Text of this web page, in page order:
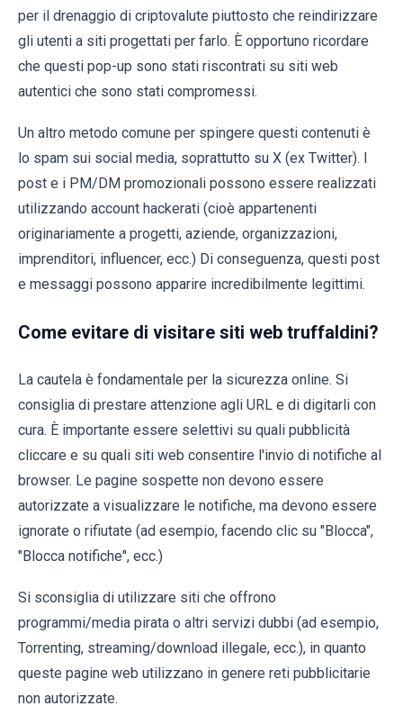
per il drenaggio di criptovalute piuttosto che reindirizzare
gli utenti a siti progettati per farlo. È opportuno ricordare
che questi pop-up sono stati riscontrati su siti web
autentici che sono stati compromessi.
Un altro metodo comune per spingere questi contenuti è
lo spam sui social media, soprattutto su X (ex Twitter). I
post e i PM/DM promozionali possono essere realizzati
utilizzando account hackerati (cioè appartenenti
originariamente a progetti, aziende, organizzazioni,
imprenditori, influencer, ecc.) Di conseguenza, questi post
e messaggi possono apparire incredibilmente legittimi.
Come evitare di visitare siti web truffaldini?
La cautela è fondamentale per la sicurezza online. Si
consiglia di prestare attenzione agli URL e di digitarli con
cura. È importante essere selettivi su quali pubblicità
cliccare e su quali siti web consentire l'invio di notifiche al
browser. Le pagine sospette non devono essere
autorizzate a visualizzare le notifiche, ma devono essere
ignorate o rifiutate (ad esempio, facendo clic su "Blocca",
"Blocca notifiche", ecc.)
Si sconsiglia di utilizzare siti che offrono
programmi/media pirata o altri servizi dubbi (ad esempio,
Torrenting, streaming/download illegale, ecc.), in quanto
queste pagine web utilizzano in genere reti pubblicitarie
non autorizzate.